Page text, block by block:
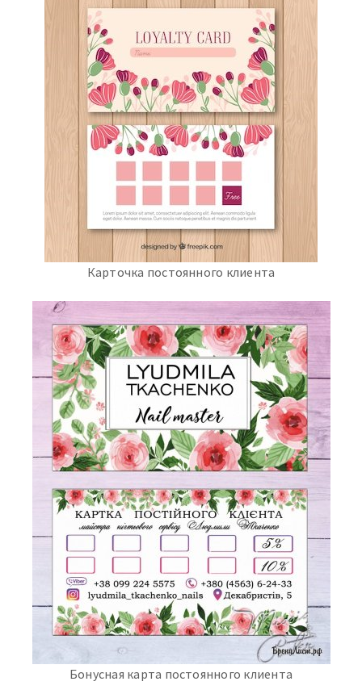
Карточка постоянного клиента
Бонусная карта постоянного клиента